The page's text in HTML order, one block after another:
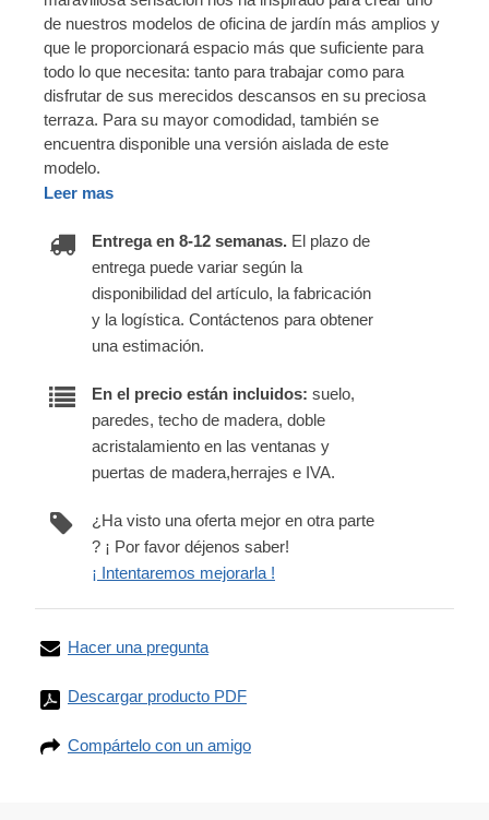
de nuestros modelos de oficina de jardín más amplios y
que le proporcionará espacio más que suficiente para
todo lo que necesita: tanto para trabajar como para
disfrutar de sus merecidos descansos en su preciosa
terraza. Para su mayor comodidad, también se
encuentra disponible una versión aislada de este
modelo.
Leer mas
Entrega en 8-12 semanas. El plazo de
entrega puede variar según la
disponibilidad del artículo, la fabricación
y la logística. Contáctenos para obtener
una estimación.
En el precio están incluidos: suelo,
paredes, techo de madera, doble
acristalamiento en las ventanas y
puertas de madera,herrajes e IVA.
¿Ha visto una oferta mejor en otra parte
? ¡ Por favor déjenos saber!
¡ Intentaremos mejorarla !
Hacer una pregunta
Descargar producto PDF
Compártelo con un amigo